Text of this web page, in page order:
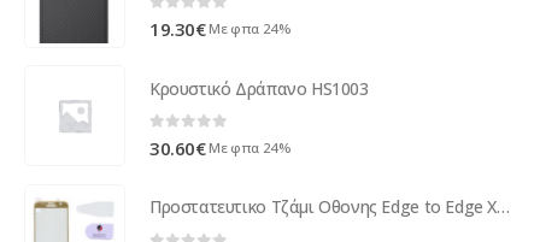
0 out of 5
19.30€ Με φπα 24%
Κρουστικό Δράπανο HS1003
0 out of 5
30.60€ Με φπα 24%
Προστατευτικο Τζάμι Οθονης Edge to Edge Χρυσο Για Samsung G930 Galaxy S7